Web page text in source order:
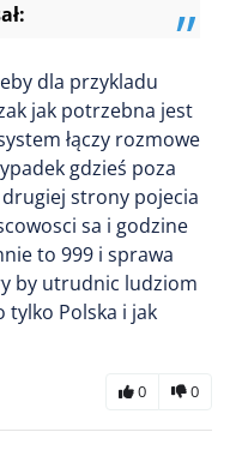
dla przykladu
jak potrzebna jest
łączy rozmowe
gdzieś poza
strony pojecia
sa i godzine
to 999 i sprawa
by utrudnic ludziom
tylko Polska i jak
0 0